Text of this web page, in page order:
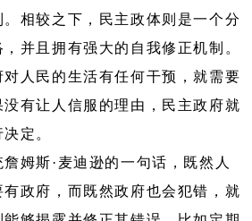
相较之下，民主政体则是一个分
并且拥有强大的自我修正机制。
人民的生活有任何干预，就需要
有让人信服的理由，民主政府就
定。
姆斯·麦迪逊的一句话，既然人
政府，而既然政府也会犯错，就